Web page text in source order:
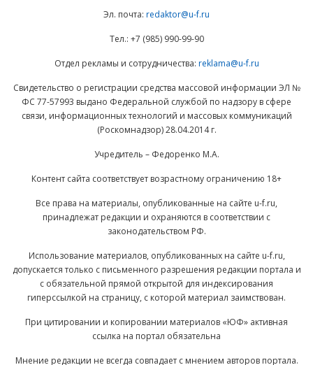
Эл. почта: redaktor@u-f.ru
Тел.: +7 (985) 990-99-90
Отдел рекламы и сотрудничества: reklama@u-f.ru
Свидетельство о регистрации средства массовой информации ЭЛ №
ФС 77-57993 выдано Федеральной службой по надзору в сфере
связи, информационных технологий и массовых коммуникаций
(Роскомнадзор) 28.04.2014 г.
Учредитель – Федоренко М.А.
Контент сайта соответствует возрастному ограничению 18+
Все права на материалы, опубликованные на сайте u-f.ru,
принадлежат редакции и охраняются в соответствии с
законодательством РФ.
Использование материалов, опубликованных на сайте u-f.ru,
допускается только с письменного разрешения редакции портала и
с обязательной прямой открытой для индексирования
гиперссылкой на страницу, с которой материал заимствован.
При цитировании и копировании материалов «ЮФ» активная
ссылка на портал обязательна
Мнение редакции не всегда совпадает с мнением авторов портала.